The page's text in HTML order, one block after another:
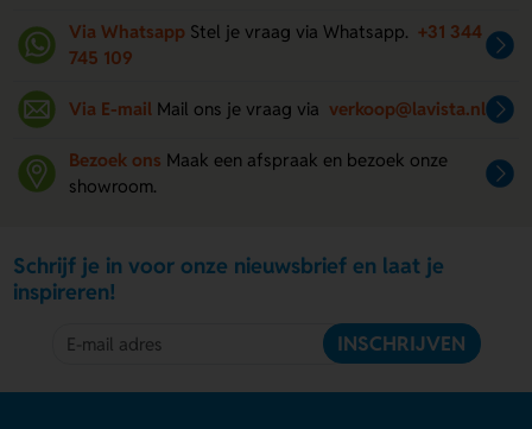
Via Whatsapp Stel je vraag via Whatsapp. +31 344
745 109
Via E-mail Mail ons je vraag via verkoop@lavista.nl
Bezoek ons Maak een afspraak en bezoek onze
showroom.
Schrijf je in voor onze nieuwsbrief en laat je
inspireren!
INSCHRIJVEN